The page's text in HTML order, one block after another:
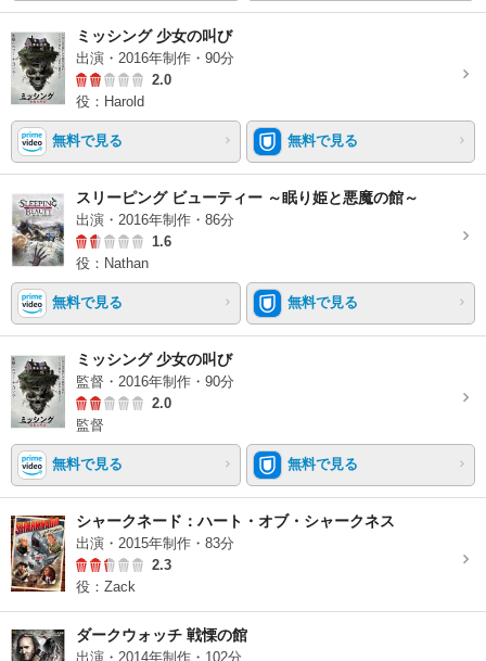
ミッシング 少女の叫び
出演・2016年制作・90分
2.0
役：Harold
無料で見る 無料で見る
スリーピング ビューティー ～眠り姫と悪魔の館～
出演・2016年制作・86分
1.6
役：Nathan
無料で見る 無料で見る
ミッシング 少女の叫び
監督・2016年制作・90分
2.0
監督
無料で見る 無料で見る
シャークネード：ハート・オブ・シャークネス
出演・2015年制作・83分
2.3
役：Zack
ダークウォッチ 戦慄の館
出演・2014年制作・102分